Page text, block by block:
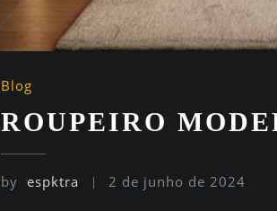
Blog
ROUPEIRO
by espktra 2 de junho de 2024